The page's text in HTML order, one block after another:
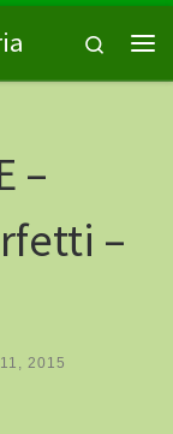
Search
–
–
2015